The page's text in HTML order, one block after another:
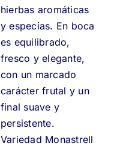
hierbas aromáticas
y especias. En boca
es equilibrado,
fresco y elegante,
con un marcado
carácter frutal y un
final suave y
persistente.
Variedad Monastrell